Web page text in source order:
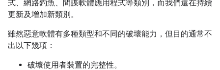
式、網路釣魚、間諜軟體應用程式等類別，而我們還在持續
更新及增加新類別。
雖然惡意軟體有多種類型和不同的破壞能力，但目的通常不
出以下幾項：
破壞使用者裝置的完整性。